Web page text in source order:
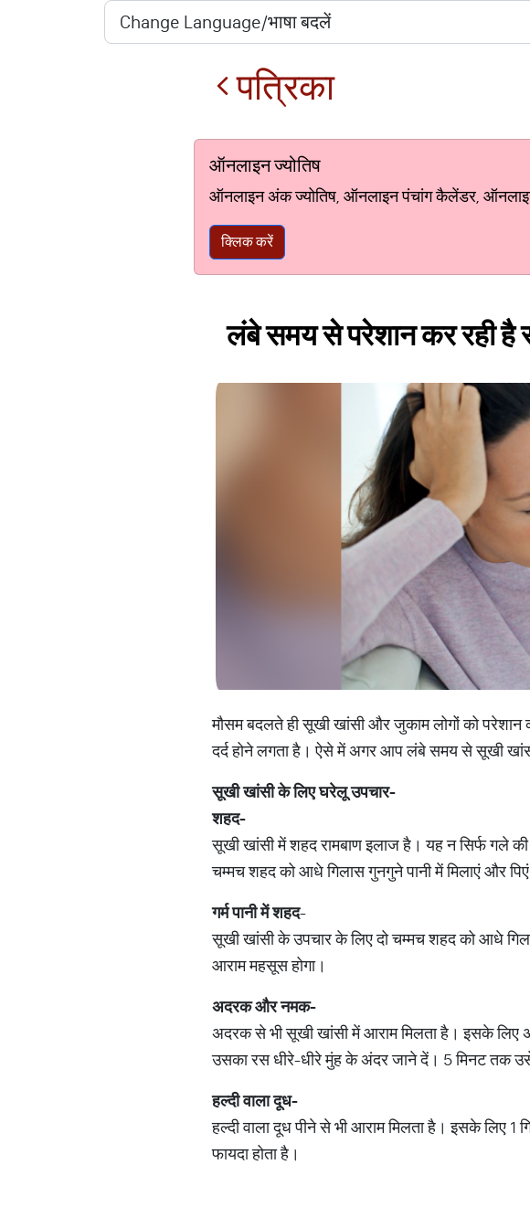
पत्रिका
ऑनलाइन ज्योतिष
ऑनलाइन अंक ज्योतिष, ऑनलाइन पंचांग कैलेंडर,
क्लिक करें
लंबे समय से परेशान कर रही है
मौसम बदलते ही सूखी खांसी और जुकाम लोगों को
दर्द होने लगता है। ऐसे में अगर आप लंबे समय से सूखी
सूखी खांसी के लिए घरेलू उपचार-
शहद-
सूखी खांसी में शहद रामबाण इलाज है। यह न सिर्फ गले
चम्मच शहद को आधे गिलास गुनगुने पानी में मिलाएं और
गर्म पानी में शहद-
सूखी खांसी के उपचार के लिए दो चम्मच शहद को आधे
आराम महसूस होगा।
अदरक और नमक-
अदरक से भी सूखी खांसी में आराम मिलता है। इसके
उसका रस धीरे-धीरे मुंह के अंदर जाने दें। 5 मिनट तक
हल्दी वाला दूध-
हल्दी वाला दूध पीने से भी आराम मिलता है। इसके लिए 1
फायदा होता है।